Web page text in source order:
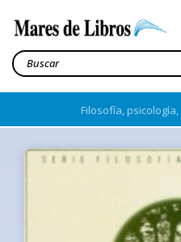
Filosofía,